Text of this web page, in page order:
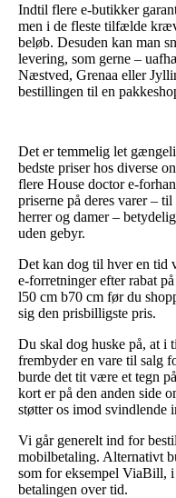
Indtil flere e-butikker
men i de fleste tilfælde
beløb. Desuden kan man
levering, som gerne –
Næstved, Grenaa eller
bestillingen til en
Det er temmelig let
bedste priser hos diverse
flere House doctor e-
priserne på deres varer –
herrer og damer –
uden gebyr.
Det kan dog til hver en tid
e-forretninger efter rabat
l50 cm b70 cm før du
sig den prisbilligste pris.
Du skal dog huske på, at i
frembyder en vare til salg
burde det tit være et tegn
kort er på den anden side
støtter os imod svindlende
Vi går generelt ind for
mobilbetaling. Alternativt
som for eksempel ViaBill,
betalingen over tid.